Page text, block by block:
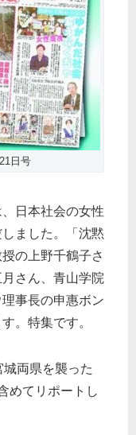
日号
日本社会の女性
ました。「沈黙
の上野千鶴子さ
さん、青山学院
事長の申惠ボン
。特集です。
両県を襲った
めてリポートし